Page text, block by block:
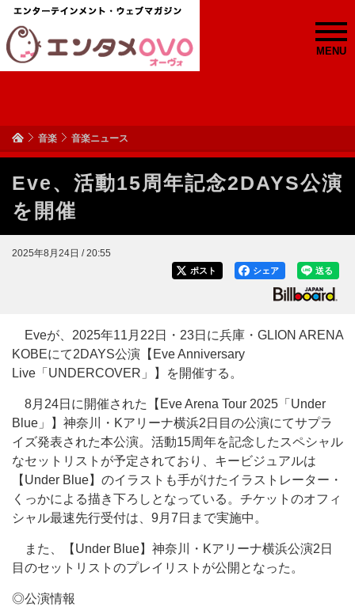
MENU
音楽 音楽ニュース
Eve、活動15周年記念2DAYS公演
を開催
2025年8月24日 / 20:55
送る
シェア
ポスト
Eveが、2025年11月22日・23日に兵庫・GLION ARENA
KOBEにて2DAYS公演【Eve Anniversary
Live「UNDERCOVER」】を開催する。
8月24日に開催された【Eve Arena Tour 2025「Under
Blue」】神奈川・Kアリーナ横浜2日目の公演にてサプラ
イズ発表された本公演。活動15周年を記念したスペシャル
なセットリストが予定されており、キービジュアルは
【Under Blue】のイラストも手がけたイラストレーター・
くっかによる描き下ろしとなっている。チケットのオフィ
シャル最速先行受付は、9月7日まで実施中。
また、【Under Blue】神奈川・Kアリーナ横浜公演2日
目のセットリストのプレイリストが公開となった。
◎公演情報